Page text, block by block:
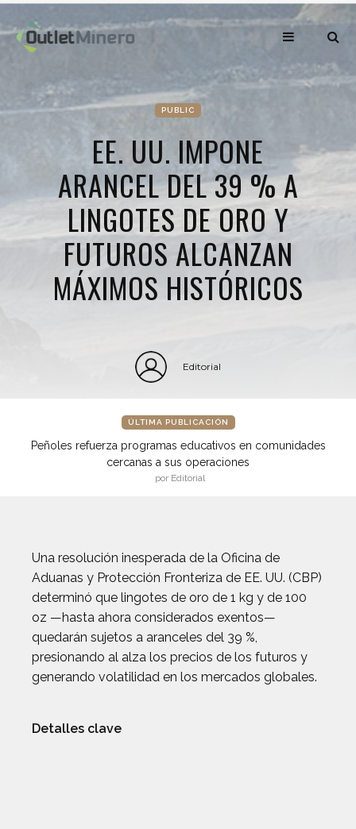
PUBLIC
EE. UU. IMPONE
ARANCEL DEL 39 % A
LINGOTES DE ORO Y
FUTUROS ALCANZAN
MÁXIMOS HISTÓRICOS
Editorial
ÚLTIMA PUBLICACIÓN
Peñoles refuerza programas educativos en comunidades
cercanas a sus operaciones
por Editorial
Una resolución inesperada de la Oficina de
Aduanas y Protección Fronteriza de EE. UU. (CBP)
determinó que lingotes de oro de 1 kg y de 100
oz —hasta ahora considerados exentos—
quedarán sujetos a aranceles del 39 %,
presionando al alza los precios de los futuros y
generando volatilidad en los mercados globales.
Detalles clave